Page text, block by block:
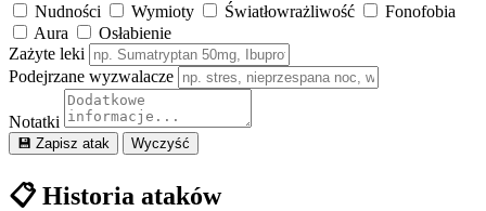
Nudności
Wymioty Światłowrażliwość
Fonofobia
Aura
Osłabienie
Zażyte leki
Podejrzane wyzwalacze
Notatki
💾 Zapisz atak Wyczyść
📋Historia ataków